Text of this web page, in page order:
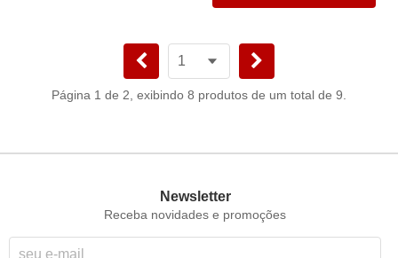
Página 1 de 2, exibindo 8 produtos de um total de 9.
Newsletter
Receba novidades e promoções